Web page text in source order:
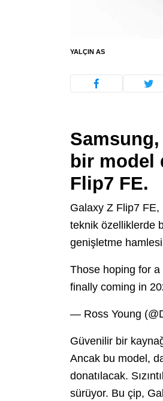
YALÇIN AS
Samsung,
bir model
Flip7 FE.
Galaxy Z Flip7
teknik özelliklerde
genişletme
Those hoping for
finally coming in
— Ross Young
Güvenilir bir
Ancak bu model,
donatılacak.
sürüyor. Bu çip,